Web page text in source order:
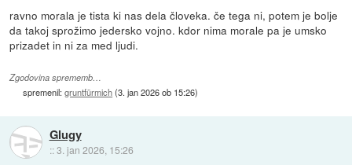
ravno morala je tista ki nas dela človeka. če tega ni, potem je bolje
da takoj sprožimo jedersko vojno. kdor nima morale pa je umsko
prizadet in ni za med ljudi.
Zgodovina sprememb…
spremenil:gruntfürmich(3. jan 2026 ob 15:26)
Glugy
::3. jan 2026, 15:26